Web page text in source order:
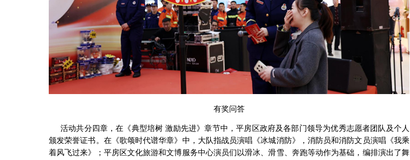
有奖问答
活动共分四章，在《典型培树 激励先进》章节中，平房区政府及各部门领导为优秀志愿者团队及个人
颁发荣誉证书。在《歌颂时代谱华章》中，大队指战员演唱《冰城消防》，消防员和消防文员演唱《我乘
着风飞过来》；平房区文化旅游和文博服务中心演员们以滑冰、滑雪、奔跑等动作为基础，编排演出了舞